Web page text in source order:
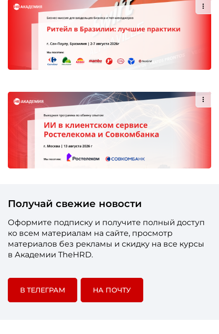
Получай свежие новости
Оформите подписку и получите полный доступ
ко всем материалам на сайте, просмотр
материалов без рекламы и скидку на все курсы
в Академии TheHRD.
В ТЕЛЕГРАМ НА ПОЧТУ